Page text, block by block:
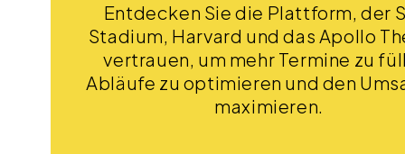
Entdecken Sie die Plattform, der
Stadium, Harvard und das Apollo
vertrauen, um mehr Termine zu
Abläufe zu optimieren und den
maximieren.